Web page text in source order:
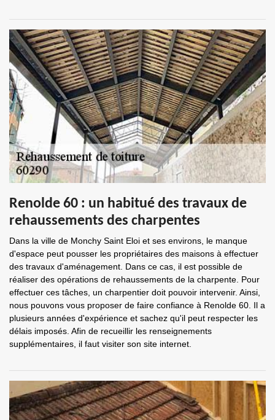
Renolde 60 : un habitué des travaux de
rehaussements des charpentes
Dans la ville de Monchy Saint Eloi et ses environs, le manque
d'espace peut pousser les propriétaires des maisons à effectuer
des travaux d'aménagement. Dans ce cas, il est possible de
réaliser des opérations de rehaussements de la charpente. Pour
effectuer ces tâches, un charpentier doit pouvoir intervenir. Ainsi,
nous pouvons vous proposer de faire confiance à Renolde 60. Il a
plusieurs années d'expérience et sachez qu'il peut respecter les
délais imposés. Afin de recueillir les renseignements
supplémentaires, il faut visiter son site internet.